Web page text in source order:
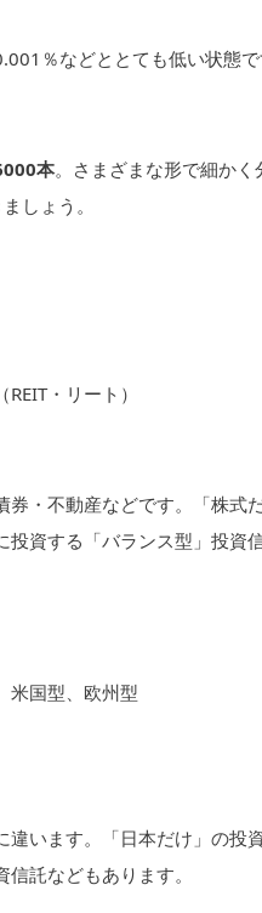
％などととても低い状態
本。さまざまな形で細かく
しょう。
・リート）
・不動産などです。「株式
資する「バランス型」投資
米国型、欧州型
います。「日本だけ」の投
託などもあります。